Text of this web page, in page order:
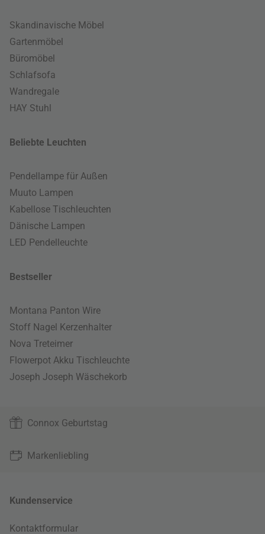
Skandinavische Möbel
Gartenmöbel
Büromöbel
Schlafsofa
Wandregale
HAY Stuhl
Beliebte Leuchten
Pendellampe für Außen
Muuto Lampen
Kabellose Tischleuchten
Dänische Lampen
LED Pendelleuchte
Bestseller
Montana Panton Wire
Stoff Nagel Kerzenhalter
Nova Treteimer
Flowerpot Akku Tischleuchte
Joseph Joseph Wäschekorb
Connox Geburtstag
Markenliebling
Kundenservice
Kontaktformular